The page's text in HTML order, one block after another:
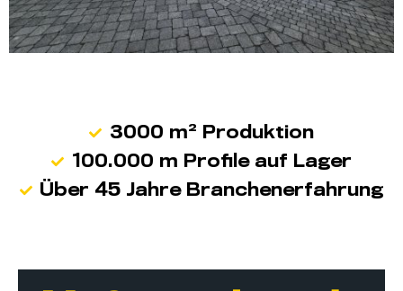
3000 m² Produktion
100.000 m Profile auf Lager
Über 45 Jahre Branchenerfahrung